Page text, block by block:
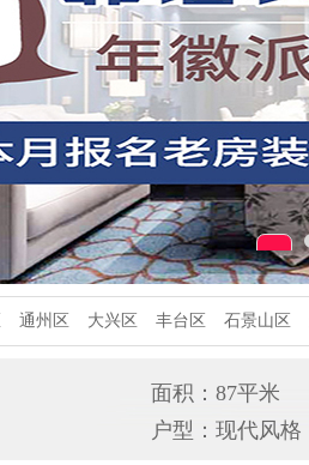
通州区 大兴区 丰台区 石景山区
面积：87平米
户型：现代风格